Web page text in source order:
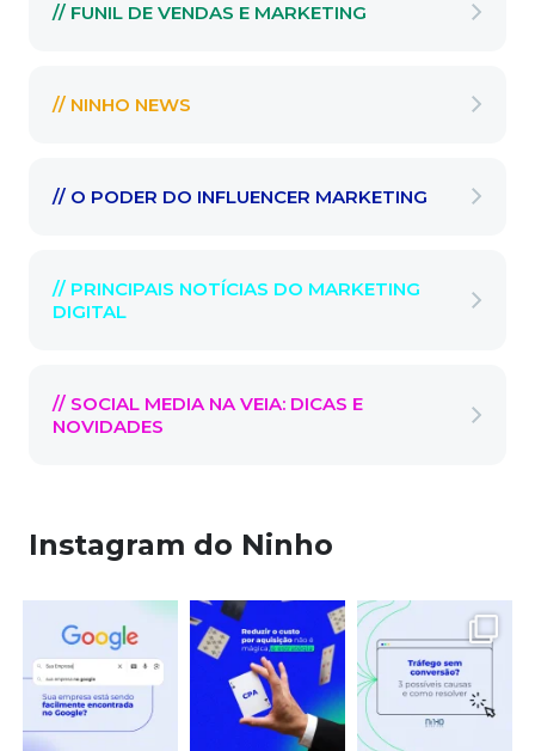
// FUNIL DE VENDAS E MARKETING
// NINHO NEWS
// O PODER DO INFLUENCER MARKETING
// PRINCIPAIS NOTÍCIAS DO MARKETING
DIGITAL
// SOCIAL MEDIA NA VEIA: DICAS E
NOVIDADES
Instagram do Ninho